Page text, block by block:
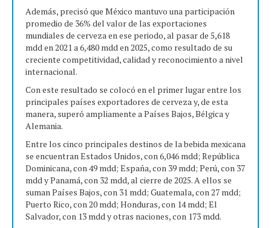
Además, precisó que México mantuvo una participación
promedio de 36% del valor de las exportaciones
mundiales de cerveza en ese periodo, al pasar de 5,618
mdd en 2021 a 6,480 mdd en 2025, como resultado de su
creciente competitividad, calidad y reconocimiento a nivel
internacional.
Con este resultado se colocó en el primer lugar entre los
principales países exportadores de cerveza y, de esta
manera, superó ampliamente a Países Bajos, Bélgica y
Alemania.
Entre los cinco principales destinos de la bebida mexicana
se encuentran Estados Unidos, con 6,046 mdd; República
Dominicana, con 49 mdd; España, con 39 mdd; Perú, con 37
mdd y Panamá, con 32 mdd, al cierre de 2025. A ellos se
suman Países Bajos, con 31 mdd; Guatemala, con 27 mdd;
Puerto Rico, con 20 mdd; Honduras, con 14 mdd; El
Salvador, con 13 mdd y otras naciones, con 173 mdd.